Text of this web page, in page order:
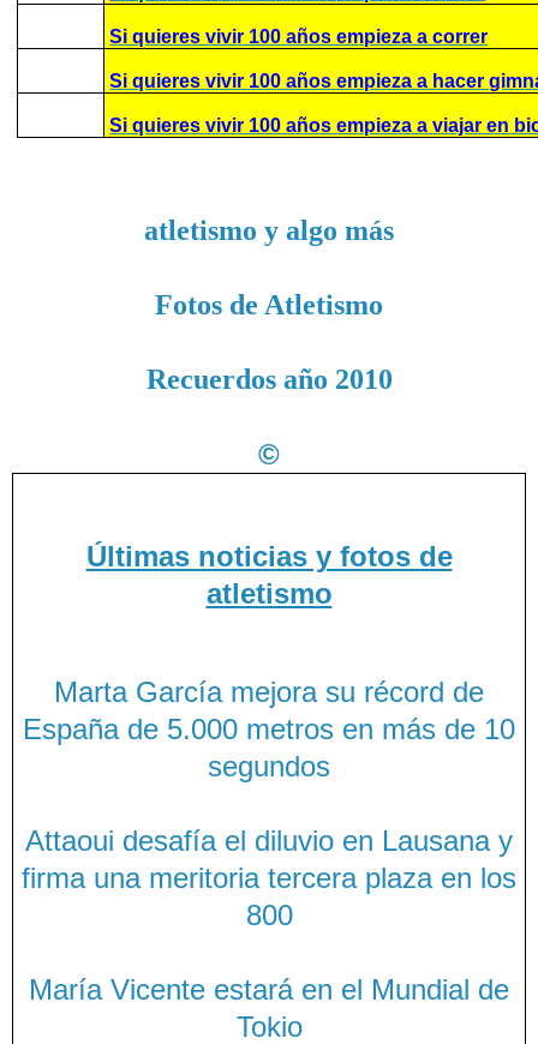
Si quieres vivir 100 años empieza a correr
Si quieres vivir 100 años empieza a hacer
Si quieres vivir 100 años empieza a viajar en
atletismo y algo más
Fotos de Atletismo
Recuerdos año 2010
©
Últimas noticias y fotos de
atletismo
Marta García mejora su récord de
España de 5.000 metros en más de 10
segundos
Attaoui desafía el diluvio en Lausana y
firma una meritoria tercera plaza en los
800
María Vicente estará en el Mundial de
Tokio